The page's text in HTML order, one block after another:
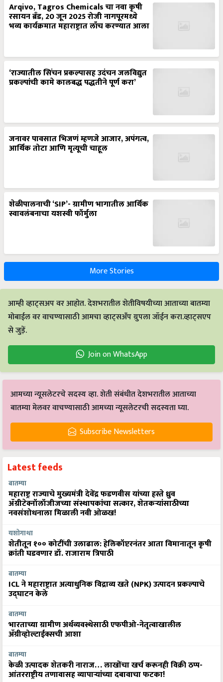
Arqivo, Tagros Chemicals चा नवा कृषी
रसायन ब्रँड, 20 जून 2025 रोजी नागपूरमध्ये
भव्य कार्यक्रमात महाराष्ट्रात लाँच करण्यात आला
‘राज्यातील सिंचन प्रकल्पासह उदंचन जलविद्युत
प्रकल्पांची कामे कालबद्ध पद्धतीने पूर्ण करा’
जनावर पावसात भिजणं म्हणजे आजार, अपंगत्व,
आर्थिक तोटा आणि मृत्यूची चाहूल
शेळीपालनाची ‘SIP’- ग्रामीण भागातील आर्थिक
स्वावलंबनाचा यशस्वी फॉर्मुला
More Stories
आम्ही व्हाट्सअप वर आहोत. देशभरातील शेतीविषयीच्या आताच्या बातम्या
मोबाईल वर वाचण्यासाठी आमचा व्हाट्सअँप ग्रुपला जॉईन करा.व्हाट्सएप
से जुड़ें.
Join on WhatsApp
आमच्या न्यूसलेटरचे सदस्य व्हा. शेती संबंधीत देशभरातील आताच्या
बातम्या मेलवर वाचण्यासाठी आमच्या न्यूसलेटरची सदस्यता घ्या.
Subscribe Newsletters
Latest feeds
बातम्या
महाराष्ट्र राज्याचे मुख्यमंत्री देवेंद्र फडणवीस यांच्या हस्ते ध्रुव
ॲग्रीटेक्नॉलॉजीजच्या संस्थापकांचा सत्कार, शेतकऱ्यांसाठीच्या
नवसंशोधनाला मिळाली नवी ओळख!
यशोगाथा
शेतीतून १०० कोटींची उलाढाल: हेलिकॉप्टरनंतर आता विमानातून कृषी
क्रांती घडवणार डॉ. राजाराम त्रिपाठी
बातम्या
ICL ने महाराष्ट्रात अत्याधुनिक विद्राव्य खते (NPK) उत्पादन प्रकल्पाचे
उद्घाटन केले
बातम्या
भारताच्या ग्रामीण अर्थव्यवस्थेसाठी एफपीओ-नेतृत्वाखालील
अ‍ॅग्रीव्होल्टाईक्सची आशा
बातम्या
केळी उत्पादक शेतकरी नाराज… लाखोंचा खर्च करूनही विक्री ठप्प-
आंतरराष्ट्रीय तणावासह व्यापाऱ्यांच्या दबावाचा फटका!